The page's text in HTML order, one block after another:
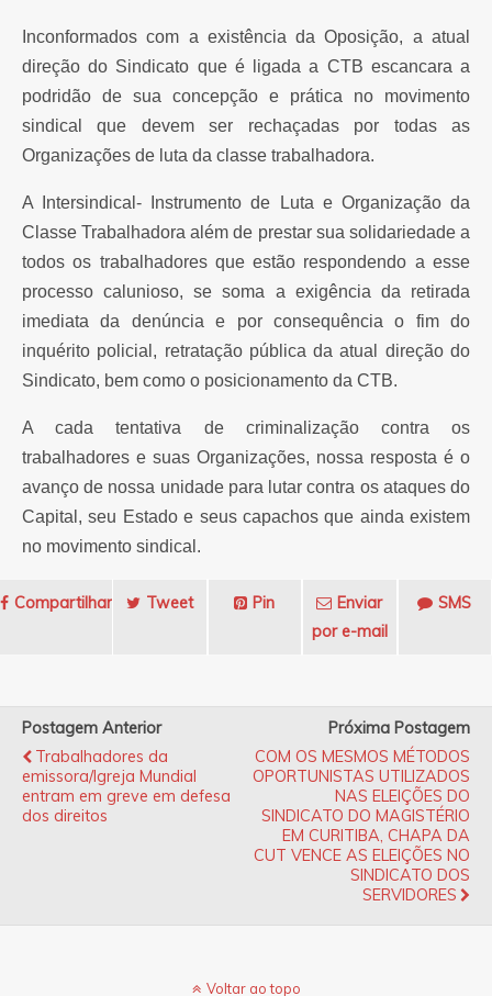
Inconformados com a existência da Oposição, a atual
direção do Sindicato que é ligada a CTB escancara a
podridão de sua concepção e prática no movimento
sindical que devem ser rechaçadas por todas as
Organizações de luta da classe trabalhadora.
A Intersindical- Instrumento de Luta e Organização da
Classe Trabalhadora além de prestar sua solidariedade a
todos os trabalhadores que estão respondendo a esse
processo calunioso, se soma a exigência da retirada
imediata da denúncia e por consequência o fim do
inquérito policial, retratação pública da atual direção do
Sindicato, bem como o posicionamento da CTB.
A cada tentativa de criminalização contra os
trabalhadores e suas Organizações, nossa resposta é o
avanço de nossa unidade para lutar contra os ataques do
Capital, seu Estado e seus capachos que ainda existem
no movimento sindical.
Compartilhar Tweet Pin
Enviar
por e-mail
SMS
Postagem Anterior
Trabalhadores da
emissora/Igreja Mundial
entram em greve em defesa
dos direitos
Próxima Postagem
COM OS MESMOS MÉTODOS
OPORTUNISTAS UTILIZADOS
NAS ELEIÇÕES DO
SINDICATO DO MAGISTÉRIO
EM CURITIBA, CHAPA DA
CUT VENCE AS ELEIÇÕES NO
SINDICATO DOS
SERVIDORES
Voltar ao topo